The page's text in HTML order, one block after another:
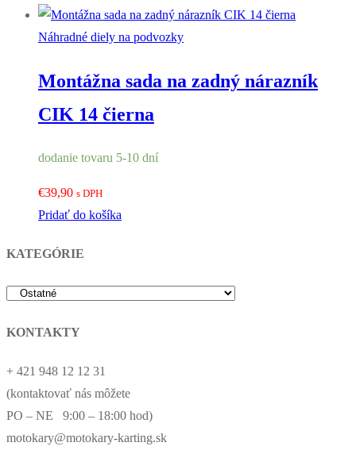
Náhradné diely na podvozky
Montážna sada na zadný nárazník
CIK 14 čierna
dodanie tovaru 5-10 dní
€39,90 s DPH
Pridať do košíka
KATEGÓRIE
KONTAKTY
+ 421 948 12 12 31
(kontaktovať nás môžete
PO – NE 9:00 – 18:00 hod)
motokary@motokary-karting.sk